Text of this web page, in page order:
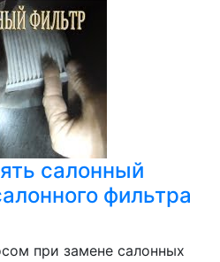
салонный
фильтра
при замене салонных